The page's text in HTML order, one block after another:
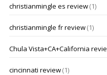
christianmingle es review(1)
christianmingle fr review(1)
Chula Vista+CA+California
cincinnati review(1)